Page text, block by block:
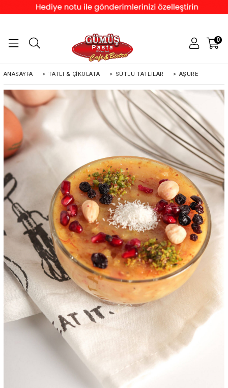
0
ANASAYFA > TATLI & ÇIKOLATA > SÜTLÜ TATLILAR > AŞURE